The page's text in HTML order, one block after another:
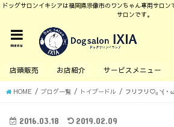
ドッグサロンイキシアは福岡県宗像市のワンちゃん専用サロ
サロンです。
menu
店頭販売 お店紹介 サービスメニュー
HOME ブログ一覧 トイプードル フリフリ♡₍₍ ◝(・
2016.03.18 2019.02.09